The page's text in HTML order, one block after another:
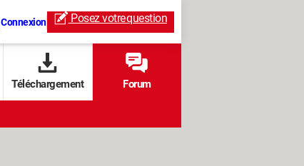
Connexion Posez votrequestion
Téléchargement Forum